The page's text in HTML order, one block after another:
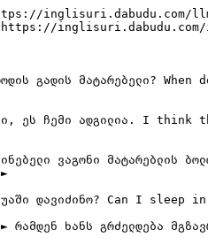
inglisuri.dabudu.com/
გადის მატარებელი?
ეს ჩემი ადგილია. I
ვაგონი
დავიძინო? Can I
ხანს გრძელდება